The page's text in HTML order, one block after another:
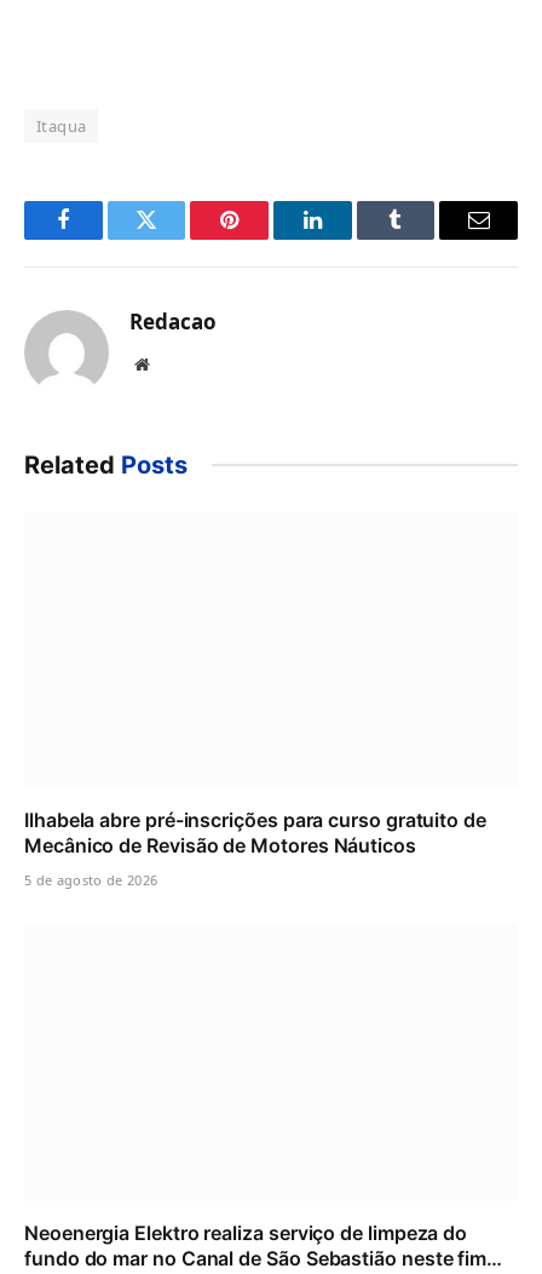
Itaqua
FacebookTwitter Pinterest LinkedInTumblr Email
Redacao
Website
Related Posts
Ilhabela abre pré-inscrições para curso gratuito de
Mecânico de Revisão de Motores Náuticos
5 de agosto de 2026
Neoenergia Elektro realiza serviço de limpeza do
fundo do mar no Canal de São Sebastião neste fim…